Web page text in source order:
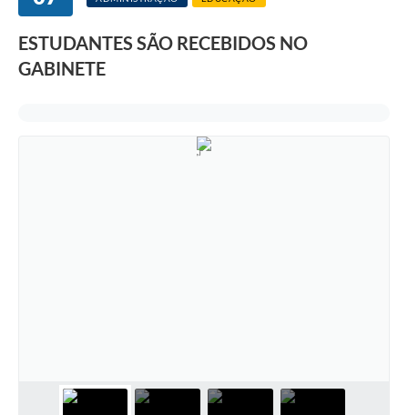
ESTUDANTES SÃO RECEBIDOS NO
GABINETE